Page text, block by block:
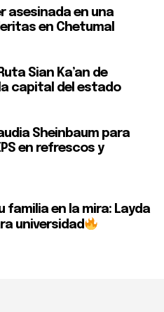
asesinada en una
en Chetumal
Sian Ka’an de
capital del estado
Sheinbaum para
en refrescos y
familia en la mira: Layda
universidad